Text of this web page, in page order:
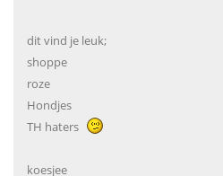
dit vind je leuk;
shoppe
roze
Hondjes
TH haters
koesjee